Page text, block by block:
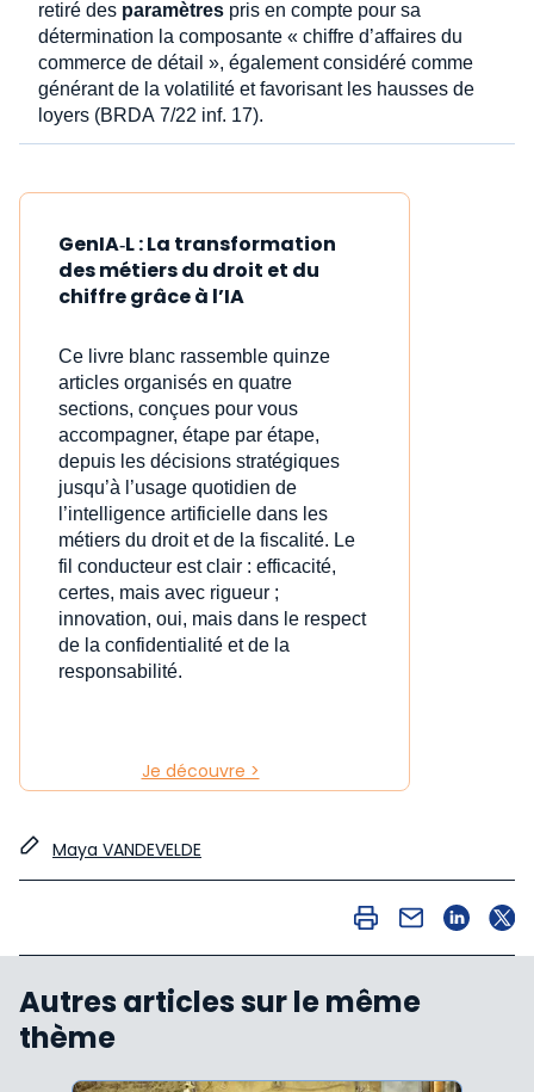
retiré des paramètres pris en compte pour sa
détermination la composante « chiffre d’affaires du
commerce de détail », également considéré comme
générant de la volatilité et favorisant les hausses de
loyers (BRDA 7/22 inf. 17).
GenIA‑L : La transformation
des métiers du droit et du
chiffre grâce à l’IA
Ce livre blanc rassemble quinze
articles organisés en quatre
sections, conçues pour vous
accompagner, étape par étape,
depuis les décisions stratégiques
jusqu’à l’usage quotidien de
l’intelligence artificielle dans les
métiers du droit et de la fiscalité. Le
fil conducteur est clair : efficacité,
certes, mais avec rigueur ;
innovation, oui, mais dans le respect
de la confidentialité et de la
responsabilité.
Je découvre >
Maya VANDEVELDE
Autres articles sur le même
thème